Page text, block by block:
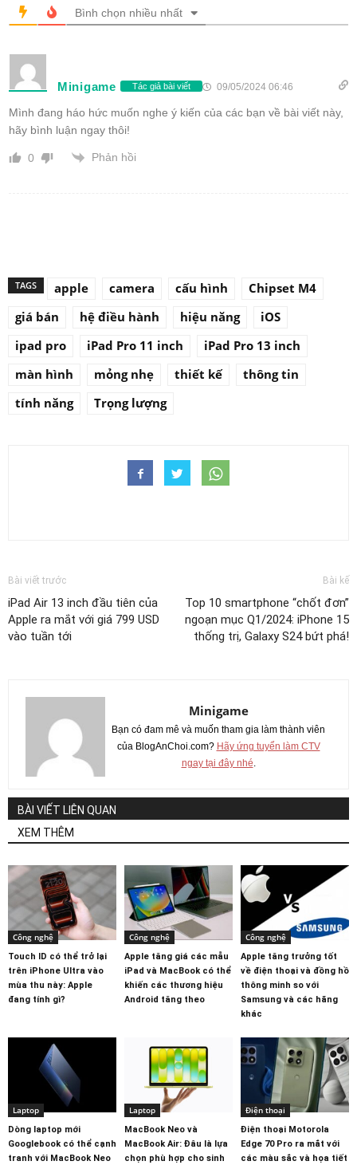
Bình chọn nhiều nhất
Minigame Tác giả bài viết 09/05/2024 06:46
Mình đang háo hức muốn nghe ý kiến của các bạn về bài viết này,
hãy bình luận ngay thôi!
0 Phản hồi
TAGS apple camera cấu hình
Chipset M4
giá bán
hệ điều hành hiệu năng
iOS
ipad pro
iPad Pro 11 inch
iPad Pro 13 inch
màn hình
mỏng nhẹ thiết kế
thông tin
tính năng
Trọng lượng
Bài viết trước
iPad Air 13 inch đầu tiên của
Apple ra mắt với giá 799 USD
vào tuần tới
Bài kế
Top 10 smartphone “chốt đơn”
ngoạn mục Q1/2024: iPhone 15
thống trị, Galaxy S24 bứt phá!
Minigame
Bạn có đam mê và muốn tham gia làm thành viên
của BlogAnChoi.com? Hãy ứng tuyển làm CTV
ngay tại đây nhé.
BÀI VIẾT LIÊN QUAN
XEM THÊM
Công nghệ
Touch ID có thể trở lại
trên iPhone Ultra vào
mùa thu này: Apple
đang tính gì?
Công nghệ
Apple tăng giá các mẫu
iPad và MacBook có thể
khiến các thương hiệu
Android tăng theo
Công nghệ
Apple tăng trưởng tốt
về điện thoại và đồng hồ
thông minh so với
Samsung và các hãng
khác
Laptop
Dòng laptop mới
Googlebook có thể cạnh
tranh với MacBook Neo
Laptop
MacBook Neo và
MacBook Air: Đâu là lựa
chọn phù hợp cho sinh
Điện thoại
Điện thoại Motorola
Edge 70 Pro ra mắt với
các màu sắc và họa tiết